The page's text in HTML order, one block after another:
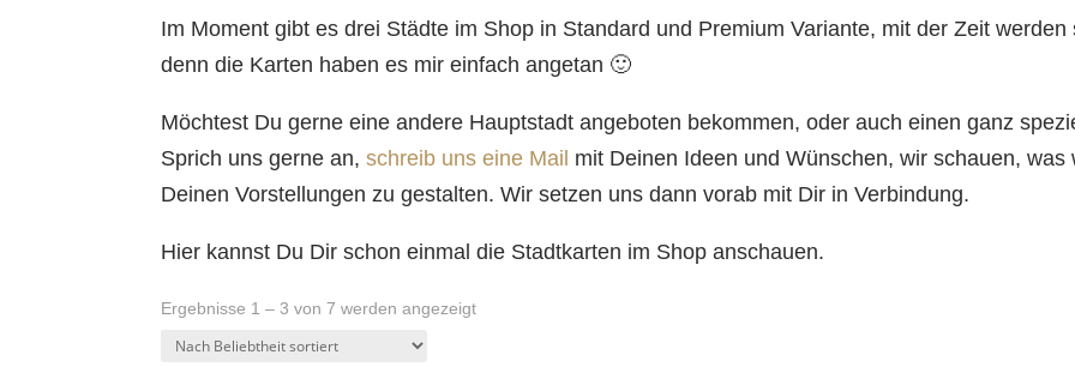
Im Moment gibt es drei Städte im Shop in Standard und Premium Variante, mit der Zeit
denn die Karten haben es mir einfach angetan 🙂
Möchtest Du gerne eine andere Hauptstadt angeboten bekommen, oder auch einen ganz
Sprich uns gerne an,schreib uns eine Mail mit Deinen Ideen und Wünschen, wir schauen,
Deinen Vorstellungen zu gestalten. Wir setzen uns dann vorab mit Dir in Verbindung.
Hier kannst Du Dir schon einmal die Stadtkarten im Shop anschauen.
Ergebnisse 1 – 3 von 7 werden angezeigtNach